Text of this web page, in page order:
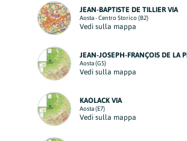
JEAN-BAPTISTE DE TILLIER VIA
Aosta - Centro Storico (B2)
Vedi sulla mappa
JEAN-JOSEPH-FRANÇOIS DE LA
Aosta (G5)
Vedi sulla mappa
KAOLACK VIA
Aosta (E7)
Vedi sulla mappa